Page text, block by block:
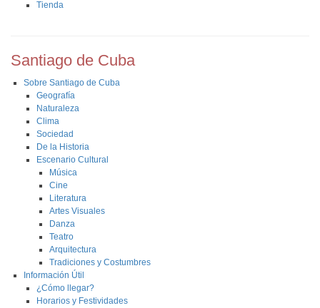
Tienda
Santiago de Cuba
Sobre Santiago de Cuba
Geografía
Naturaleza
Clima
Sociedad
De la Historia
Escenario Cultural
Música
Cine
Literatura
Artes Visuales
Danza
Teatro
Arquitectura
Tradiciones y Costumbres
Información Útil
¿Cómo llegar?
Horarios y Festividades